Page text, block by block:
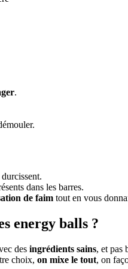
.
dans les barres.
de faim tout en vous
energy balls ?
desingrédients sains, et pas
choix, on mixe le tout, on